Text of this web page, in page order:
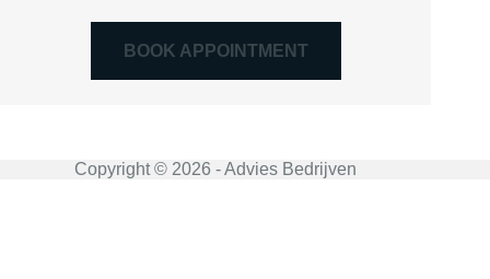
BOOK APPOINTMENT
Copyright © 2026 - Advies Bedrijven